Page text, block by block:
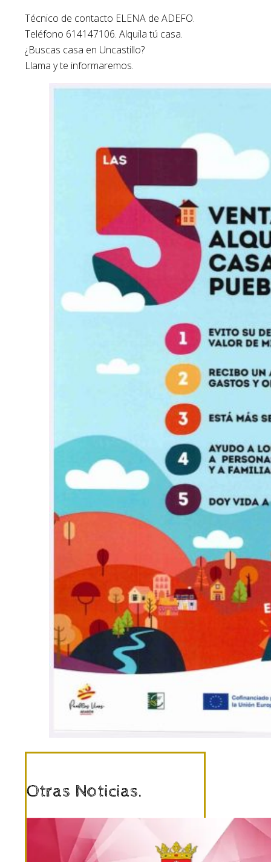
Técnico de contacto ELENA de ADEFO.
Teléfono 614147106. Alquila tú casa.
¿Buscas casa en Uncastillo?
Llama y te informaremos.
Otras Noticias.